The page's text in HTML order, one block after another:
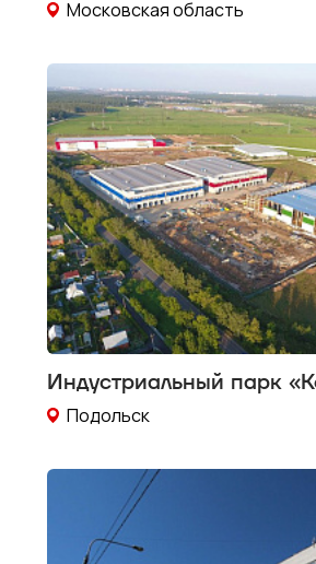
Московская область
Индустриальный парк
Подольск